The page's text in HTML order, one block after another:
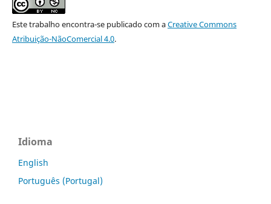
Este trabalho encontra-se publicado com aCreative Commons
Atribuição-NãoComercial 4.0.
Idioma
English
Português (Portugal)